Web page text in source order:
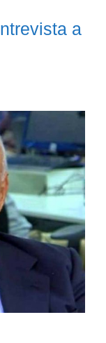
a